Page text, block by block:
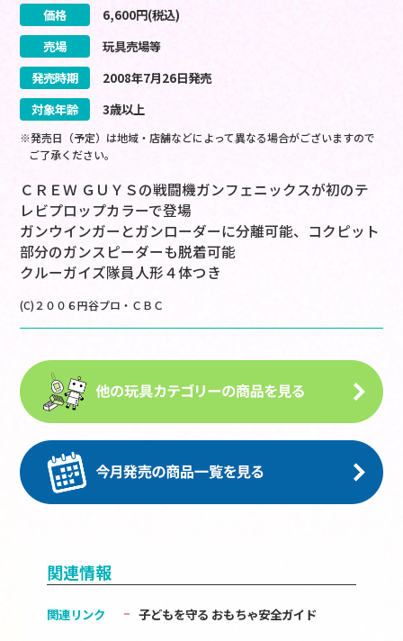
価格 6,600円(税込)
売場
玩具売場等
発売時期
2008年7月26日発売
対象年齢
3歳以上
※発売日（予定）は地域・店舗などによって異なる場合がございますので
ご了承ください。
ＣＲＥＷ ＧＵＹＳの戦闘機ガンフェニックスが初のテ
レビプロップカラーで登場
ガンウインガーとガンローダーに分離可能、コクピット
部分のガンスピーダーも脱着可能
クルーガイズ隊員人形４体つき
(C)２００６円谷プロ・ＣＢＣ
関連情報
関連リンク 子どもを守る おもちゃ安全ガイド